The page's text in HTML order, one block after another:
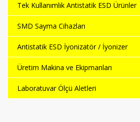
Tek Kullanımlık Antistatik ESD Ürünler
SMD Sayma Cihazları
Antistatik ESD İyonizatör / İyonizer
Üretim Makina ve Ekipmanları
Laboratuvar Ölçü Aletleri